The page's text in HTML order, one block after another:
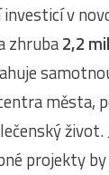
investicí v
zhruba2,2
města,
život.
projekty